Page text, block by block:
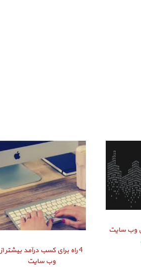
وب سایت
4 راه برای کسب درآمد بیشتر از
وب سایت